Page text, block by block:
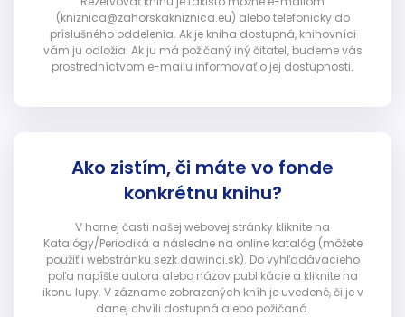
(kniznica@zahorskakniznica.eu) alebo telefonicky do
príslušného oddelenia. Ak je kniha dostupná, knihovníci
vám ju odložia. Ak ju má požičaný iný čitateľ, budeme vás
prostredníctvom e-mailu informovať o jej dostupnosti.
Ako zistím, či máte vo fonde
konkrétnu knihu?
V hornej časti našej webovej stránky kliknite na
Katalógy/Periodiká a následne na online katalóg (môžete
použiť i webstránku sezk.dawinci.sk). Do vyhľadávacieho
poľa napíšte autora alebo názov publikácie a kliknite na
ikonu lupy. V zázname zobrazených kníh je uvedené, či je v
danej chvíli dostupná alebo požičaná.